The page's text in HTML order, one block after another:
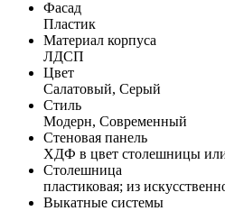
Фасад
Пластик
Материал корпуса
ЛДСП
Цвет
Салатовый, Серый
Стиль
Модерн, Современный
Стеновая панель
ХДФ в цвет столешницы
Столешница
пластиковая; из
Выкатные системы